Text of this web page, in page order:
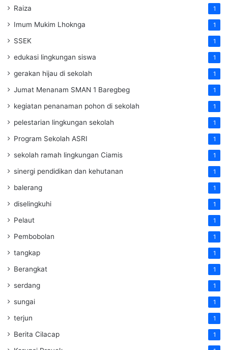
Raiza 1
Imum Mukim Lhoknga 1
SSEK 1
edukasi lingkungan siswa 1
gerakan hijau di sekolah 1
Jumat Menanam SMAN 1 Baregbeg 1
kegiatan penanaman pohon di sekolah 1
pelestarian lingkungan sekolah 1
Program Sekolah ASRI 1
sekolah ramah lingkungan Ciamis 1
sinergi pendidikan dan kehutanan 1
balerang 1
diselingkuhi 1
Pelaut 1
Pembobolan 1
tangkap 1
Berangkat 1
serdang 1
sungai 1
terjun 1
Berita Cilacap 1